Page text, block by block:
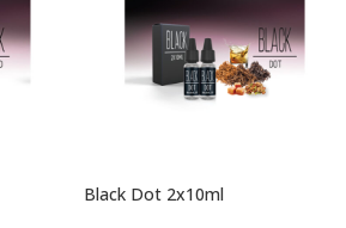
Black Dot 2x10ml